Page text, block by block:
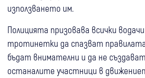
използването им.
Полицията призовава всички
тротинетки да спазват
бъдат внимателни и да не
останалите участници в